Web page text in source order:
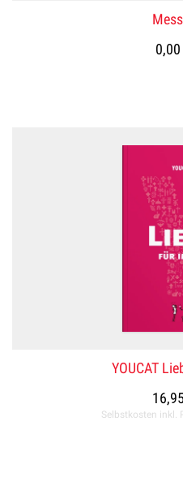
0,00
YOUCAT
Selbstkosten inkl.